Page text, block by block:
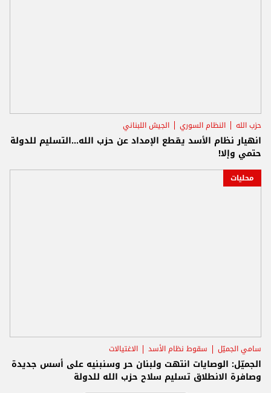
حزب الله النظام السوري الجيش اللبناني
انهيار نظام الأسد يقطع الإمداد عن حزب الله...التسليم للدولة
حتمي وإلا!
محليات
سامي الجميّل سقوط نظام الأسد الاغتيالات
الجميّل: الوصايات انتهت ولبنان حر وسنبنيه على أسس جديدة
وصافرة الانطلاق تسليم سلاح حزب الله للدولة